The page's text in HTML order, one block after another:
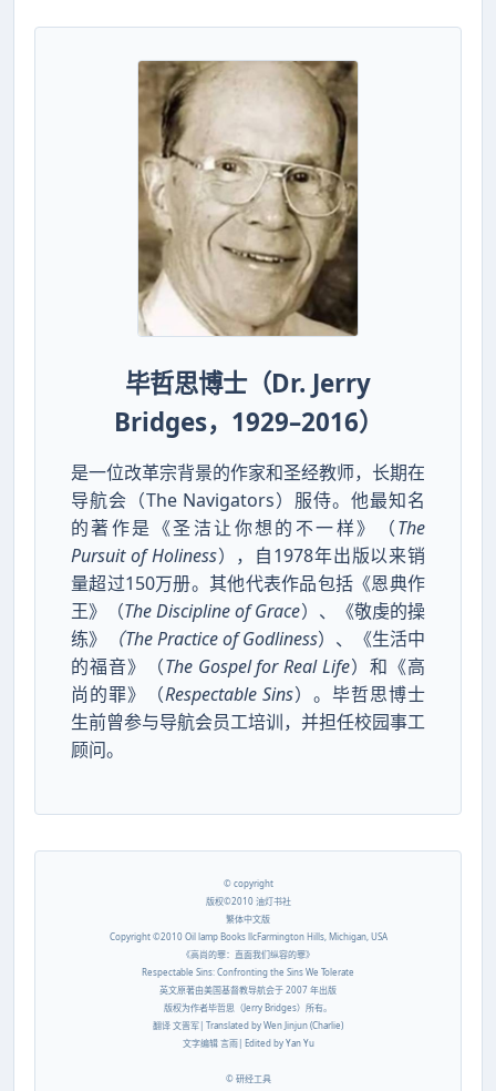
毕哲思博士（Dr. Jerry
Bridges，1929–2016）
是一位改革宗背景的作家和圣经教师，长期在
导航会（The Navigators）服侍。他最知名
的著作是《圣洁让你想的不一样》（The
Pursuit of Holiness），自1978年出版以来销
量超过150万册。其他代表作品包括《恩典作
王》（The Discipline of Grace）、《敬虔的操
练》
（The Practice of Godliness）、《生活中
的福音》（The Gospel for Real Life）和《高
尚的罪》（Respectable Sins）。毕哲思博士
生前曾参与导航会员工培训，并担任校园事工
顾问。
© copyright
版权©2010 油灯书社
繁体中文版
Copyright ©2010 Oil lamp Books llcFarmington Hills, Michigan, USA
《高尚的罪：直面我们纵容的罪》
Respectable Sins: Confronting the Sins We Tolerate
英文原著由美国基督教导航会于 2007 年出版
版权为作者毕哲思（Jerry Bridges）所有。
翻译 文晋军| Translated by Wen Jinjun (Charlie)
文字编辑 言雨| Edited by Yan Yu
© 研经工具